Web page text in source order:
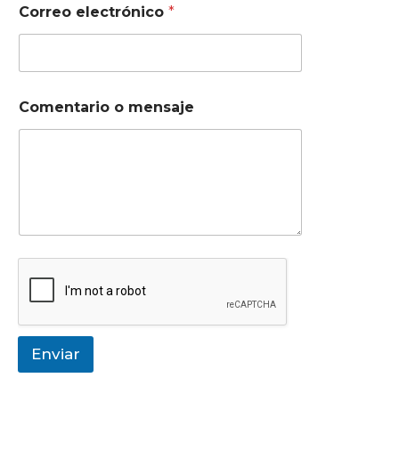
Correo electrónico *
Comentario o mensaje
Enviar